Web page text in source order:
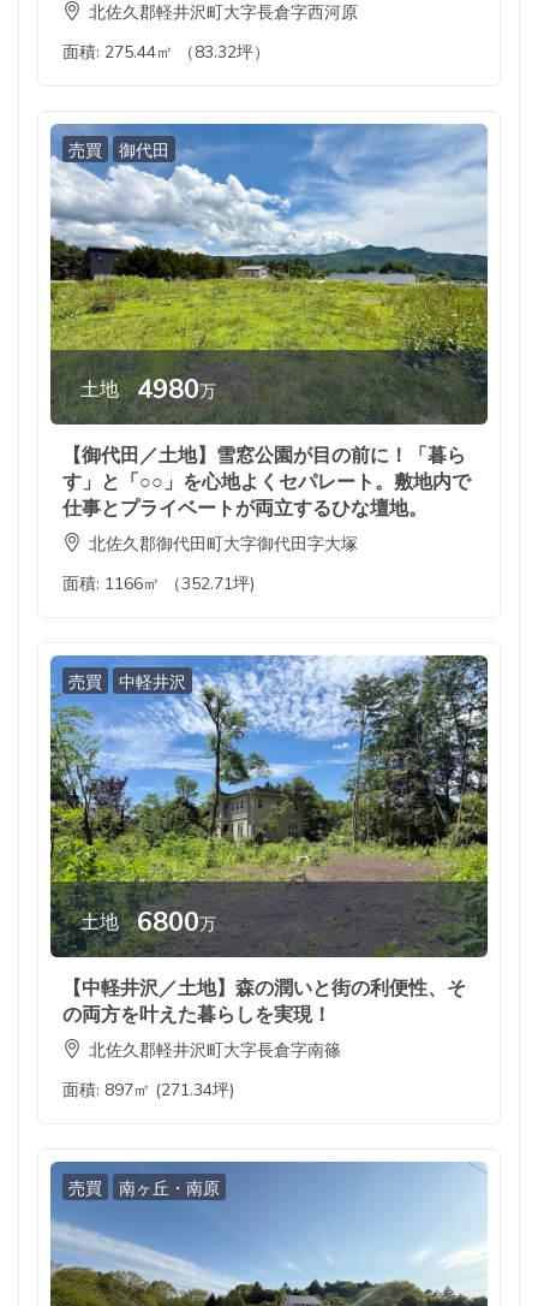
北佐久郡軽井沢町大字長倉字西河原
面積: 275.44㎡ （83.32坪）
売買 御代田
土地 4980万
【御代田／土地】雪窓公園が目の前に！「暮ら
す」と「○○」を心地よくセパレート。敷地内で
仕事とプライベートが両立するひな壇地。
北佐久郡御代田町大字御代田字大塚
面積: 1166㎡ （352.71坪)
売買 中軽井沢
土地 6800万
【中軽井沢／土地】森の潤いと街の利便性、そ
の両方を叶えた暮らしを実現！
北佐久郡軽井沢町大字長倉字南篠
面積: 897㎡ (271.34坪)
売買 南ヶ丘・南原